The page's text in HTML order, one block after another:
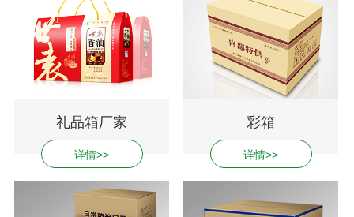
礼品箱厂家
详情>>
彩箱
详情>>